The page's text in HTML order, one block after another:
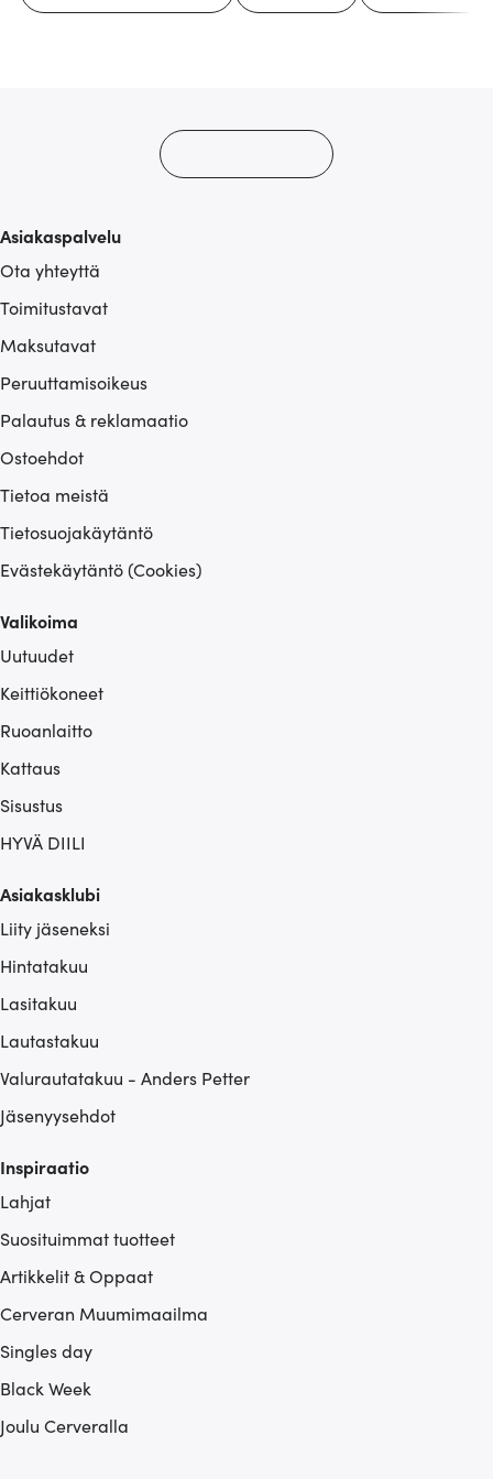
Asiakaspalvelu
Ota yhteyttä
Toimitustavat
Maksutavat
Peruuttamisoikeus
Palautus & reklamaatio
Ostoehdot
Tietoa meistä
Tietosuojakäytäntö
Evästekäytäntö (Cookies)
Valikoima
Uutuudet
Keittiökoneet
Ruoanlaitto
Kattaus
Sisustus
HYVÄ DIILI
Asiakasklubi
Liity jäseneksi
Hintatakuu
Lasitakuu
Lautastakuu
Valurautatakuu - Anders Petter
Jäsenyysehdot
Inspiraatio
Lahjat
Suosituimmat tuotteet
Artikkelit & Oppaat
Cerveran Muumimaailma
Singles day
Black Week
Joulu Cerveralla